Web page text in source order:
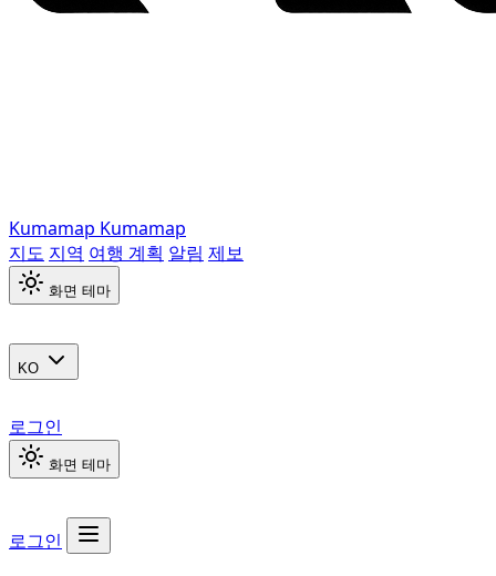
Kumamap Kumamap
지도 지역 여행 계획 알림 제보
화면 테마
KO
로그인
화면 테마
로그인